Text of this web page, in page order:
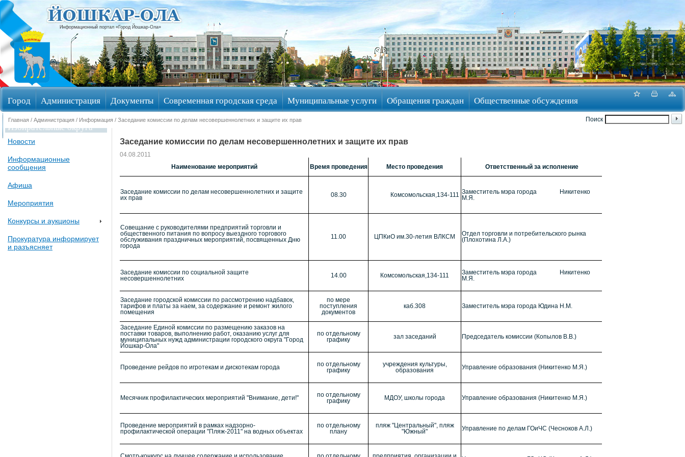
Информационный портал «Город Йошкар-Ола»
Город Администрация Документы Современная городская среда Муниципальные услуги Обращения граждан Общественные обсуждения
Избирательные округа
Поиск
Главная / Администрация / Информация / Заседание комиссии по делам несовершеннолетних и защите их прав
Новости
Информационные
сообщения
Афиша
Мероприятия
Конкурсы и аукционы
Прокуратура информирует
и разъясняет
Заседание комиссии по делам несовершеннолетних и защите их прав
04.08.2011
Наименование мероприятий
Время проведения Место проведения Ответственный за исполнение
Заседание комиссии по делам несовершеннолетних и защите
их прав
08.30 Комсомольская,134-111
Заместитель мэра города Никитенко
М.Я.
Совещание с руководителями предприятий торговли и
общественного питания по вопросу выездного торгового
обслуживания праздничных мероприятий, посвященных Дню
города
11.00 ЦПКиО им.30-летия ВЛКСМ
Отдел торговли и потребительского рынка
(Плохотина Л.А.)
Заседание комиссии по социальной защите
несовершеннолетних
14.00 Комсомольская,134-111
Заместитель мэра города Никитенко
М.Я.
Заседание городской комиссии по рассмотрению надбавок,
тарифов и платы за наем, за содержание и ремонт жилого
помещения
по мере
поступления
документов
каб.308 Заместитель мэра города Юдина Н.М.
Заседание Единой комиссии по размещению заказов на
поставки товаров, выполнению работ, оказанию услуг для
муниципальных нужд администрации городского округа "Город
Йошкар-Ола"
по отдельному
графику
зал заседаний Председатель комиссии (Копылов В.В.)
Проведение рейдов по игротекам и дискотекам города
по отдельному
графику
учреждения культуры,
образования
Управление образования (Никитенко М.Я.)
Месячник профилактических мероприятий "Внимание, дети!"
по отдельному
графику
МДОУ, школы города Управление образования (Никитенко М.Я.)
Проведение мероприятий в рамках надзорно-
профилактической операции "Пляж-2011" на водных объектах
по отдельному
плану
пляж "Центральный", пляж
"Южный"
Управление по делам ГОиЧС (Чесноков А.Л.)